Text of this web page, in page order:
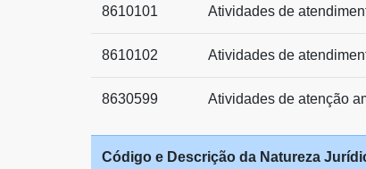
8610101 Atividades de
8610102 Atividades de
8630599 Atividades de atenção
Código e Descrição da Natureza